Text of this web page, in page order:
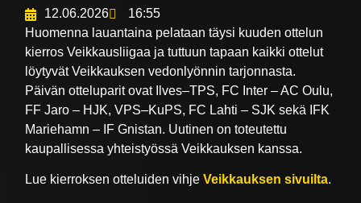
12.06.2026
16:55
Huomenna lauantaina pelataan täysi kuuden ottelun
kierros Veikkausliigaa ja tuttuun tapaan kaikki ottelut
löytyvät Veikkauksen vedonlyönnin tarjonnasta.
Päivän otteluparit ovat Ilves–TPS, FC Inter – AC Oulu,
FF Jaro – HJK, VPS–KuPS, FC Lahti – SJK sekä IFK
Mariehamn – IF Gnistan. Uutinen on toteutettu
kaupallisessa yhteistyössä Veikkauksen kanssa.
Lue kierroksen otteluiden vihjeVeikkauksen sivuilta.